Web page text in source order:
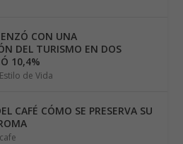
CON UNA
DEL TURISMO EN DOS
10,4%
Estilo de Vida
CAFÉ CÓMO SE PRESERVA SU
cafe